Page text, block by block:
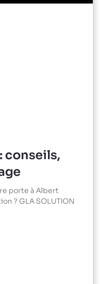
conseils,
porte à Albert
? GLA SOLUTION